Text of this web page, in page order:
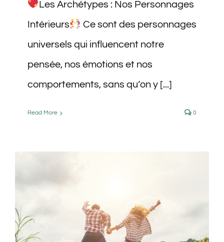
Les Archétypes : Nos Personnages
Intérieurs
Ce sont des personnages
universels qui influencent notre
pensée, nos émotions et nos
comportements, sans qu’on y [...]
Read More 0